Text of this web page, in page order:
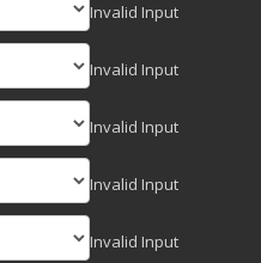
Invalid Input
Invalid Input
Invalid Input
Invalid Input
Invalid Input